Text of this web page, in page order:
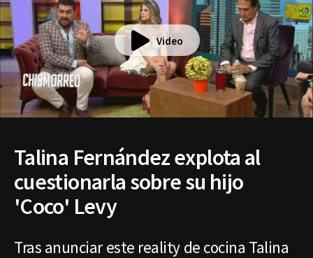
Video
Talina Fernández explota al
cuestionarla sobre su hijo
'Coco' Levy
Tras anunciar este reality de cocina Talina